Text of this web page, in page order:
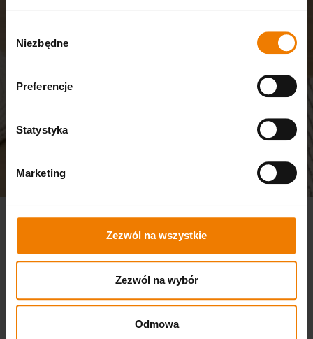
zgody
Niezbędne
Preferencje
Statystyka
Marketing
Zezwól na wszystkie
Zezwól na wybór
Odmowa